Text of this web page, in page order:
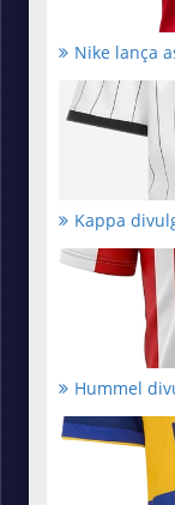
Nike lança
Kappa
Hummel